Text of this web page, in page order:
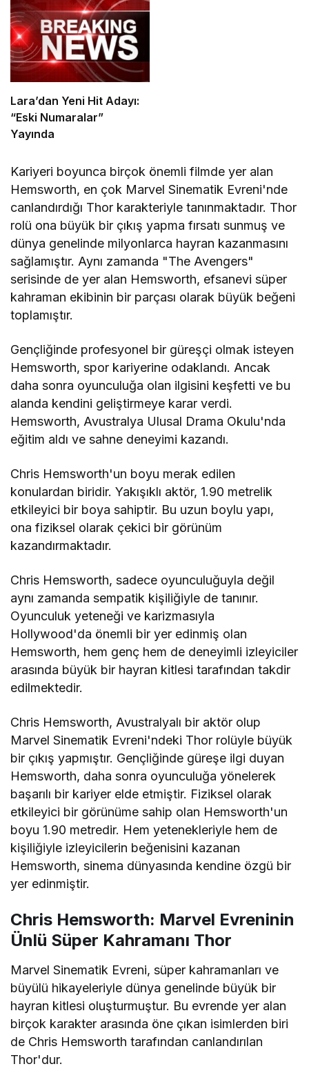
Lara’dan Yeni Hit Adayı:
“Eski Numaralar”
Yayında
Kariyeri boyunca birçok önemli filmde yer alan
Hemsworth, en çok Marvel Sinematik Evreni'nde
canlandırdığı Thor karakteriyle tanınmaktadır. Thor
rolü ona büyük bir çıkış yapma fırsatı sunmuş ve
dünya genelinde milyonlarca hayran kazanmasını
sağlamıştır. Aynı zamanda "The Avengers"
serisinde de yer alan Hemsworth, efsanevi süper
kahraman ekibinin bir parçası olarak büyük beğeni
toplamıştır.
Gençliğinde profesyonel bir güreşçi olmak isteyen
Hemsworth, spor kariyerine odaklandı. Ancak
daha sonra oyunculuğa olan ilgisini keşfetti ve bu
alanda kendini geliştirmeye karar verdi.
Hemsworth, Avustralya Ulusal Drama Okulu'nda
eğitim aldı ve sahne deneyimi kazandı.
Chris Hemsworth'un boyu merak edilen
konulardan biridir. Yakışıklı aktör, 1.90 metrelik
etkileyici bir boya sahiptir. Bu uzun boylu yapı,
ona fiziksel olarak çekici bir görünüm
kazandırmaktadır.
Chris Hemsworth, sadece oyunculuğuyla değil
aynı zamanda sempatik kişiliğiyle de tanınır.
Oyunculuk yeteneği ve karizmasıyla
Hollywood'da önemli bir yer edinmiş olan
Hemsworth, hem genç hem de deneyimli izleyiciler
arasında büyük bir hayran kitlesi tarafından takdir
edilmektedir.
Chris Hemsworth, Avustralyalı bir aktör olup
Marvel Sinematik Evreni'ndeki Thor rolüyle büyük
bir çıkış yapmıştır. Gençliğinde güreşe ilgi duyan
Hemsworth, daha sonra oyunculuğa yönelerek
başarılı bir kariyer elde etmiştir. Fiziksel olarak
etkileyici bir görünüme sahip olan Hemsworth'un
boyu 1.90 metredir. Hem yetenekleriyle hem de
kişiliğiyle izleyicilerin beğenisini kazanan
Hemsworth, sinema dünyasında kendine özgü bir
yer edinmiştir.
Chris Hemsworth: Marvel Evreninin
Ünlü Süper Kahramanı Thor
Marvel Sinematik Evreni, süper kahramanları ve
büyülü hikayeleriyle dünya genelinde büyük bir
hayran kitlesi oluşturmuştur. Bu evrende yer alan
birçok karakter arasında öne çıkan isimlerden biri
de Chris Hemsworth tarafından canlandırılan
Thor'dur.